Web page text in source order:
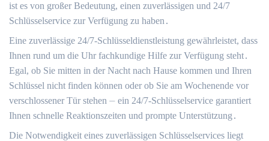
ist es von großer Bedeutung, einen zuverlässigen und 24/7
Schlüsselservice zur Verfügung zu haben․
Eine zuverlässige 24/7-Schlüsseldienstleistung gewährleistet, dass
Ihnen rund um die Uhr fachkundige Hilfe zur Verfügung steht․
Egal, ob Sie mitten in der Nacht nach Hause kommen und Ihren
Schlüssel nicht finden können oder ob Sie am Wochenende vor
verschlossener Tür stehen ⏤ ein 24/7-Schlüsselservice garantiert
Ihnen schnelle Reaktionszeiten und prompte Unterstützung․
Die Notwendigkeit eines zuverlässigen Schlüsselservices liegt